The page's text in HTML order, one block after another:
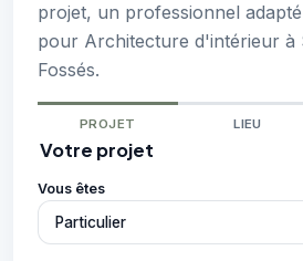
projet, un professionnel
pour Architecture d'intérieur à
Fossés.
PROJET LIEU
Votre projet
Vous êtes